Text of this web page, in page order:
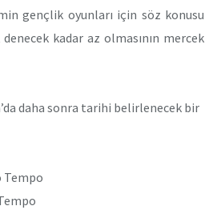
gençlik oyunları için söz konusu
kadar az olmasının mercek
daha sonra tarihi belirlenecek bir
Tempo